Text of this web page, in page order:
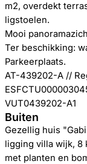
m2, overdekt
ligstoelen.
Mooi
Ter beschikking:
Parkeerplaats.
AT-439202-A //
VUT0439202-A1
Buiten
Gezellig huis
ligging villa wijk, 8
met planten en